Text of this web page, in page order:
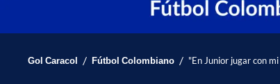
Gol Caracol / Fútbol Colombiano / "En Junior jugar con